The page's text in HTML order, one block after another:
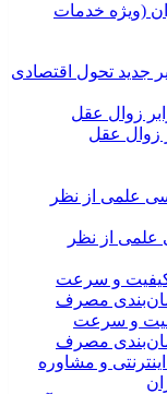
(ویژه خدمات
جدید تحول اقتصادی
زوال عقل
علمی از نظر
و سرعت
مصرف